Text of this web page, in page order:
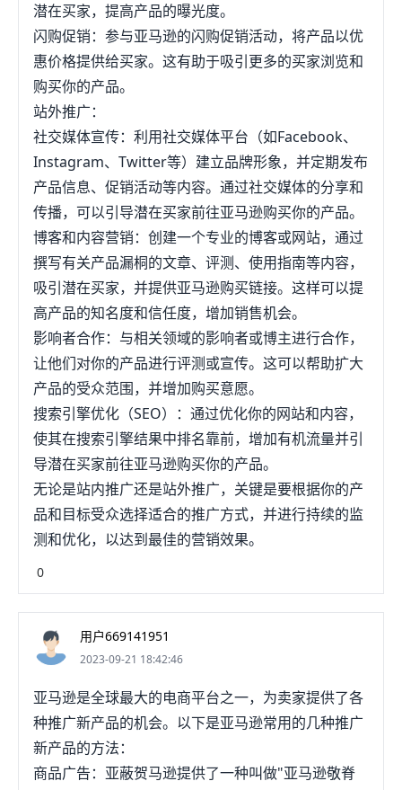
潜在买家，提高产品的曝光度。
闪购促销：参与亚马逊的闪购促销活动，将产品以优
惠价格提供给买家。这有助于吸引更多的买家浏览和
购买你的产品。
站外推广：
社交媒体宣传：利用社交媒体平台（如Facebook、
Instagram、Twitter等）建立品牌形象，并定期发布
产品信息、促销活动等内容。通过社交媒体的分享和
传播，可以引导潜在买家前往亚马逊购买你的产品。
博客和内容营销：创建一个专业的博客或网站，通过
撰写有关产品漏桐的文章、评测、使用指南等内容，
吸引潜在买家，并提供亚马逊购买链接。这样可以提
高产品的知名度和信任度，增加销售机会。
影响者合作：与相关领域的影响者或博主进行合作，
让他们对你的产品进行评测或宣传。这可以帮助扩大
产品的受众范围，并增加购买意愿。
搜索引擎优化（SEO）：通过优化你的网站和内容，
使其在搜索引擎结果中排名靠前，增加有机流量并引
导潜在买家前往亚马逊购买你的产品。
无论是站内推广还是站外推广，关键是要根据你的产
品和目标受众选择适合的推广方式，并进行持续的监
测和优化，以达到最佳的营销效果。
0
用户669141951
2023-09-21 18:42:46
亚马逊是全球最大的电商平台之一，为卖家提供了各
种推广新产品的机会。以下是亚马逊常用的几种推广
新产品的方法：
商品广告：亚蔽贺马逊提供了一种叫做"亚马逊敬脊